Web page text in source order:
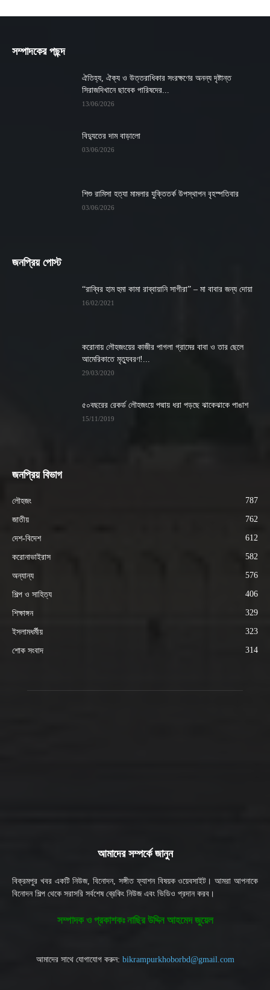
সম্পাদকের পছন্দ
ঐতিহ্য, ঐক্য ও উত্তরাধিকার সংরক্ষণের অনন্য দৃষ্টান্ত
সিরাজদিখানে ছাবেক পারিষদের...
13/06/2026
বিদ্যুতের দাম বাড়ালো
03/06/2026
শিশু রামিসা হত্যা মামলার যুক্তিতর্ক উপস্থাপন বৃহস্পতিবার
03/06/2026
জনপ্রিয় পোস্ট
“রাব্বির হাম হুমা কামা রাব্বায়ানি সাগীরা” – মা বাবার জন্য দোয়া
16/02/2021
করোনায় লৌহজংয়ের কাজীর পাগলা গ্রামের বাবা ও তার ছেলে
আমেরিকাতে মৃত্যুবরণ!...
29/03/2020
৫০বছরের রেকর্ড লৌহজংয়ে পদ্মায় ধরা পড়ছে ঝাকেঝাকে পাঙাশ
15/11/2019
জনপ্রিয় বিভাগ
লৌহজং 787
জাতীয় 762
দেশ-বিদেশ 612
করোনাভাইরাস 582
অন্যান্য 576
শিল্প ও সাহিত্য 406
শিক্ষাঙ্গন 329
ইসলামধর্মীয় 323
শোক সংবাদ 314
আমাদের সম্পর্কে জানুন
বিক্রমপুর খবর একটি নিউজ, বিনোদন, সঙ্গীত ফ্যাশন বিষয়ক ওয়েবসাইট। আমরা আপনাকে
বিনোদন শিল্প থেকে সরাসরি সর্বশেষ ব্রেকিং নিউজ এবং ভিডিও প্রদান করব।
সম্পাদক ও প্রকাশকঃ নাছির উদ্দিন আহমেদ জুয়েল
আমাদের সাথে যোগাযোগ করুন: bikrampurkhoborbd@gmail.com